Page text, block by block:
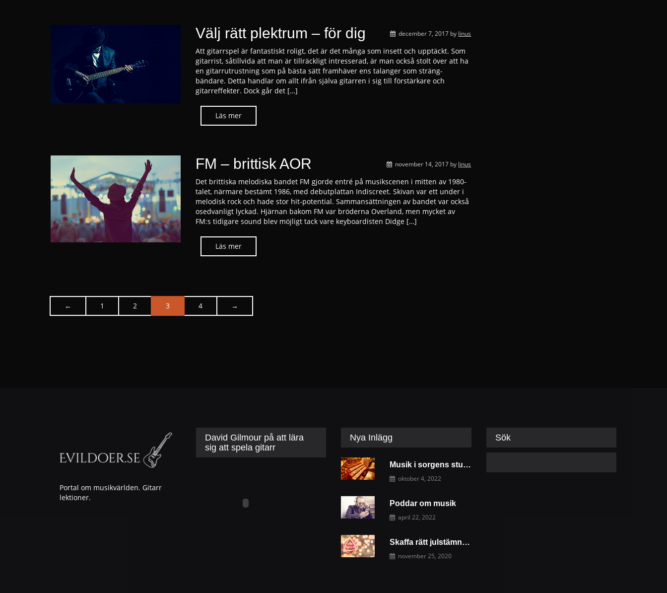
Välj rätt plektrum – för dig december 7, 2017 by linus
Att gitarrspel är fantastiskt roligt, det är det många som insett och upptäckt. Som
gitarrist, såtillvida att man är tillräckligt intresserad, är man också stolt över att ha
en gitarrutrustning som på bästa sätt framhäver ens talanger som sträng-
bändare. Detta handlar om allt ifrån själva gitarren i sig till förstärkare och
gitarreffekter. Dock går det […]
FM – brittisk AOR november 14, 2017 by linus
Det brittiska melodiska bandet FM gjorde entré på musikscenen i mitten av 1980-
talet, närmare bestämt 1986, med debutplattan Indiscreet. Skivan var ett under i
melodisk rock och hade stor hit-potential. Sammansättningen av bandet var också
osedvanligt lyckad. Hjärnan bakom FM var bröderna Overland, men mycket av
FM:s tidigare sound blev möjligt tack vare keyboardisten Didge […]
← 1 2 3 4 →
Portal om musikvärlden. Gitarr
lektioner.
David Gilmour på att lära
sig att spela gitarr
Nya Inlägg
Musik i sorgens stund
oktober 4, 2022
Poddar om musik
april 22, 2022
Skaffa rätt julstämning med musik och dekoration
november 25, 2020
Sök